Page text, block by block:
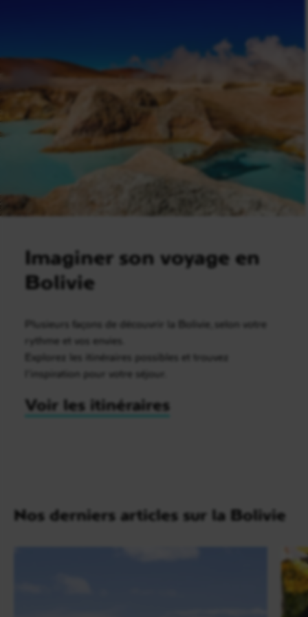
Imaginer son voyage en
Bolivie
Plusieurs façons de découvrir la Bolivie, selon votre
rythme et vos envies.
Explorez les itinéraires possibles et trouvez
l’inspiration pour votre séjour.
Voir les itinéraires
Nos derniers articles sur la Bolivie